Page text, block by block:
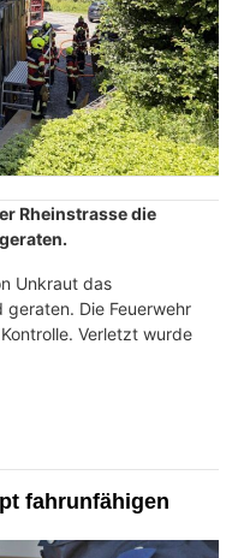
Rheinstrasse die
Unkraut das
geraten. Die Feuerwehr
Verletzt wurde
fahrunfähigen